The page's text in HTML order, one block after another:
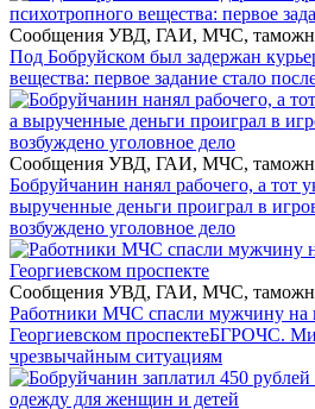
Сообщения УВД, ГАИ, МЧС,
Под Бобруйском был задержан
вещества: первое задание стало
Сообщения УВД, ГАИ, МЧС,
Бобруйчанин нанял рабочего, а тот
вырученные деньги проиграл в
возбуждено уголовное дело
Сообщения УВД, ГАИ, МЧС,
Работники МЧС спасли мужчину на
Георгиевском проспектеБГРОЧС.
чрезвычайным ситуациям